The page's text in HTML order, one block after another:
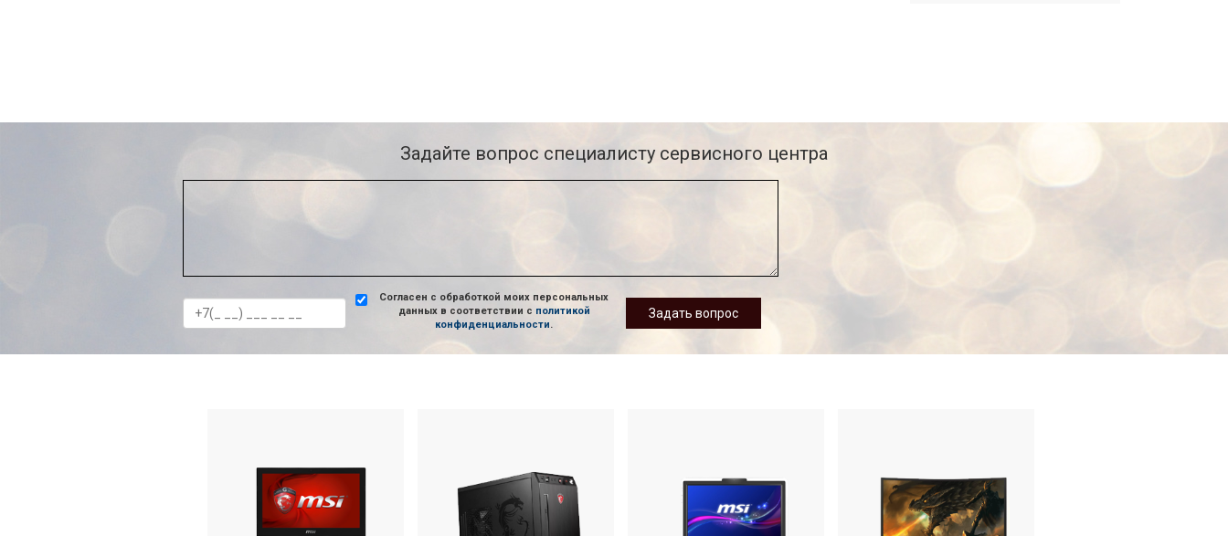
Задайте вопрос специалисту сервисного центра
Согласен с обработкой моих персональных
данных в соответствии с политикой
конфиденциальности.
Задать вопрос